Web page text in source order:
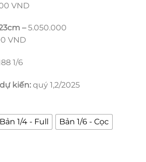
VND
–5.050.000
VND
1/6
kiến: quý 1,2/2025
Bản 1/4 - Full
Bản 1/6 - Cọc